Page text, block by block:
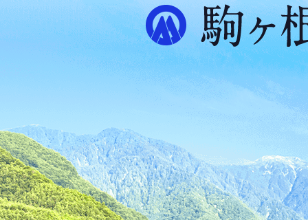
ル
プ
ス
が
た
つ
映